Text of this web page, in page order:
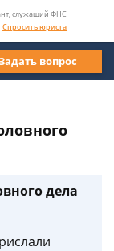
служащий ФНС
Спросить юриста
вопрос
дела